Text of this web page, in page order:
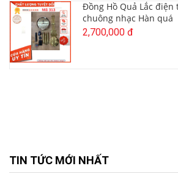
Đồng Hồ Quả Lắc điện
chuông nhạc Hàn quá
2,700,000 đ
TIN TỨC MỚI NHẤT